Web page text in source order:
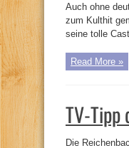
Auch ohne
zum Kulthit
seine tolle
Read More »
TV-Tipp
Die